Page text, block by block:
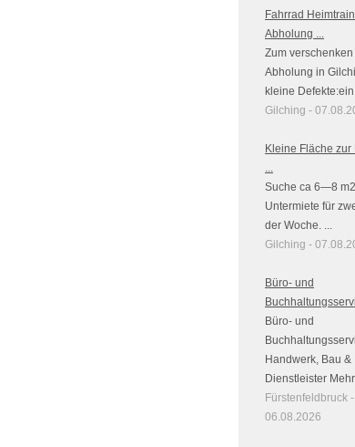
Fahrrad
Abholung ...
Zum
Abholung in
kleine Defekte:ein
Gilching -
Kleine Fläche zur
...
Suche ca 6—8
Untermiete für
der Woche. ...
Gilching -
Büro- und
Büro- und
Handwerk, Bau &
Dienstleister
Fürstenfeldbruck -
06.08.2026